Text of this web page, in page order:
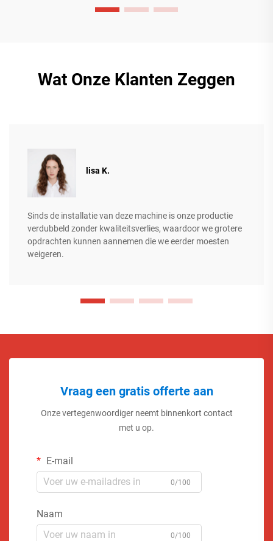
Wat Onze Klanten Zeggen
lisa K.
Sinds de installatie van deze machine is onze productie
verdubbeld zonder kwaliteitsverlies, waardoor we grotere
opdrachten kunnen aannemen die we eerder moesten
weigeren.
Vraag een gratis offerte aan
Onze vertegenwoordiger neemt binnenkort contact
met u op.
E-mail
0/100
Naam
0/100